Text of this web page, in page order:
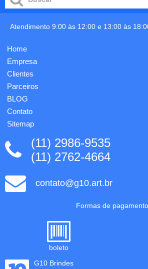
Atendimento 9:00 às 12:00 e 13:00 às
Home
Empresa
Clientes
Parceiros
BLOG
Contato
Sitemap
(11) 2986-9535
(11) 2762-4664
contato@g10.art.br
Formas de pagamento
boleto
G10 Brindes